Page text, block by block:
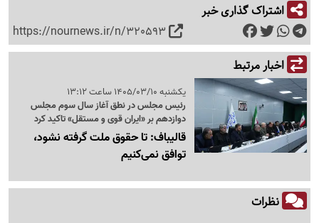
اشتراک گذاری خبر
https://nournews.ir/n/320593
اخبار مرتبط
یکشنبه 1405/03/10 ساعت 13:12
رئیس مجلس در نطق آغاز سال سوم مجلس
دوازدهم بر «ایران قوی و مستقل» تاکید کرد
قالیباف: تا حقوق ملت گرفته نشود،
توافق نمی‌کنیم
نظرات